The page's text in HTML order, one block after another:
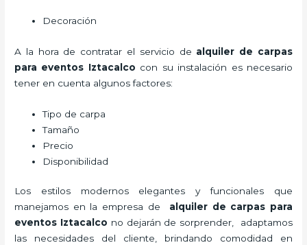
Decoración
A la hora de contratar el servicio de alquiler de carpas
para eventos Iztacalco con su instalación es necesario
tener en cuenta algunos factores:
Tipo de carpa
Tamaño
Precio
Disponibilidad
Los estilos modernos elegantes y funcionales que
manejamos en la empresa de alquiler de carpas para
eventos Iztacalco no dejarán de sorprender, adaptamos
las necesidades del cliente, brindando comodidad en